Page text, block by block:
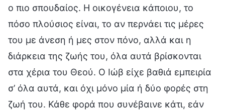
ο πιο σπουδαίος. Η οικογένεια κάποιου, το
πόσο πλούσιος είναι, το αν περνάει τις μέρες
του με άνεση ή μες στον πόνο, αλλά και η
διάρκεια της ζωής του, όλα αυτά βρίσκονται
στα χέρια του Θεού. Ο Ιώβ είχε βαθιά εμπειρία
σ’ όλα αυτά, και όχι μόνο μία ή δύο φορές στη
ζωή του. Κάθε φορά που συνέβαινε κάτι, εάν